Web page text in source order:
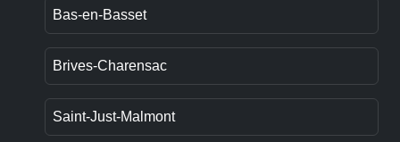
Bas-en-Basset
Brives-Charensac
Saint-Just-Malmont